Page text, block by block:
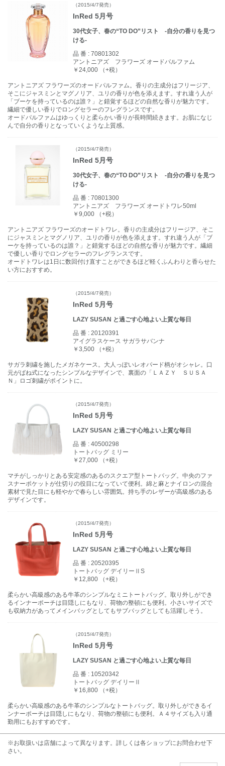
（2015/4/7発売）
InRed 5月号
30代女子、春の“TO DO”リスト -自分の香りを見つ
ける-
品 番 : 70801302
アントニアズ フラワーズ オードパルファム
￥24,000 （+税）
アントニアズ フラワーズのオードパルファム。香りの主成分はフリージア、
そこにジャスミンとマグノリア、ユリの香りが色を添えます。すれ違う人が
「ブーケを持っているのは誰？」と錯覚するほどの自然な香りが魅力です。
繊細で優しい香りでロングセラーのフレグランスです。
オードパルファムはゆっくりと柔らかい香りが長時間続きます。お肌になじ
んで自分の香りとなっていくような上質感。
（2015/4/7発売）
InRed 5月号
30代女子、春の“TO DO”リスト -自分の香りを見つ
ける-
品 番 : 70801300
アントニアズ フラワーズ オードトワレ50ml
￥9,000 （+税）
アントニアズ フラワーズのオードトワレ。香りの主成分はフリージア、そこ
にジャスミンとマグノリア、ユリの香りが色を添えます。すれ違う人が「ブ
ーケを持っているのは誰？」と錯覚するほどの自然な香りが魅力です。繊細
で優しい香りでロングセラーのフレグランスです。
オードトワレは1日に数回付け直すことができるほど軽くふんわりと香らせた
い方におすすめ。
（2015/4/7発売）
InRed 5月号
LAZY SUSAN と過ごす心地よい上質な毎日
品 番 : 20120391
アイグラスケース サガラサバンナ
￥3,500 （+税）
サガラ刺繍を施したメガネケース。大人っぽいレオパード柄がオシャレ。口
元がばね式になったシンプルなデザインで、裏面の「ＬＡＺＹ ＳＵＳＡ
Ｎ」ロゴ刺繍がポイントに。
（2015/4/7発売）
InRed 5月号
LAZY SUSAN と過ごす心地よい上質な毎日
品 番 : 40500298
トートバッグ ミリー
￥27,000 （+税）
マチがしっかりとある安定感のあるのスクエア型トートバッグ。中央のファ
スナーポケットが仕切りの役目になっていて便利。綿と麻とナイロンの混合
素材で見た目にも軽やかで春らしい雰囲気。持ち手のレザーが高級感のある
デザインです。
（2015/4/7発売）
InRed 5月号
LAZY SUSAN と過ごす心地よい上質な毎日
品 番 : 20520395
トートバッグ デイリーⅡS
￥12,800 （+税）
柔らかい高級感のある牛革のシンプルなミニトートバッグ。取り外しができ
るインナーポーチは目隠しにもなり、荷物の整頓にも便利。小さいサイズで
も収納力があってメインバッグとしてもサブバッグとしても活躍しそう。
（2015/4/7発売）
InRed 5月号
LAZY SUSAN と過ごす心地よい上質な毎日
品 番 : 10520342
トートバッグ デイリーⅡ
￥16,800 （+税）
柔らかい高級感のある牛革のシンプルなトートバッグ。取り外しができるイ
ンナーポーチは目隠しにもなり、荷物の整頓にも便利。Ａ４サイズも入り通
勤用にもおすすめです。
※お取扱いは店舗によって異なります。詳しくは各ショップにお問合わせ下
さい。